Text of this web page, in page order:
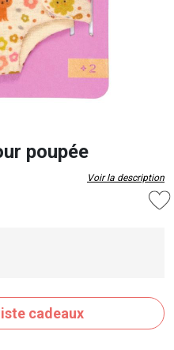
poupée
Voir la description
cadeaux